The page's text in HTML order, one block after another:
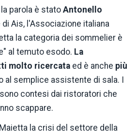
parola è stato Antonello
Ais, l'Associazione italiana
la categoria dei sommelier è
al temuto esodo. La
molto ricercata ed è anche più
al semplice assistente di sala. I
contesi dai ristoratori che
scappare.
la crisi del settore della